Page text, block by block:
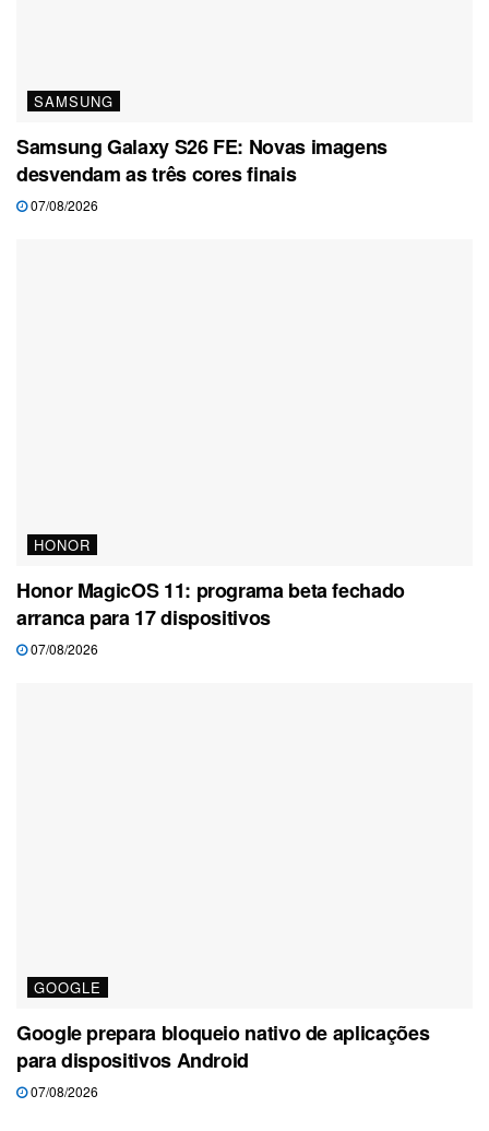
SAMSUNG
Samsung Galaxy S26 FE: Novas imagens
desvendam as três cores finais
07/08/2026
HONOR
Honor MagicOS 11: programa beta fechado
arranca para 17 dispositivos
07/08/2026
GOOGLE
Google prepara bloqueio nativo de aplicações
para dispositivos Android
07/08/2026